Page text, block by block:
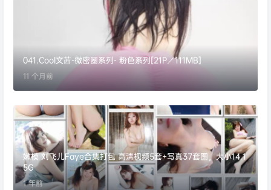
041.Cool文茜-微密圈系列- 粉色系列[21P／111MB]
11 个月前
嫩模 刘飞儿Faye合集打包 高清视频5套+写真37套图，大小14.1
5G
1 年前